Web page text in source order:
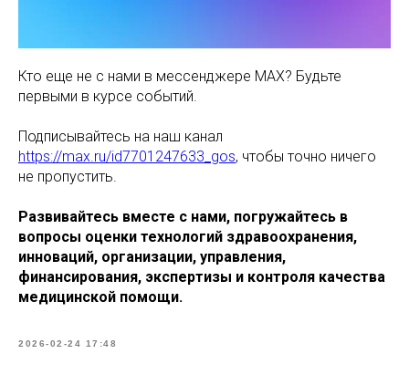
Кто еще не с нами в мессенджере MAX? Будьте
первыми в курсе событий.
Подписывайтесь на наш канал
https://max.ru/id7701247633_gos, чтобы точно ничего
не пропустить.
Развивайтесь вместе с нами, погружайтесь в
вопросы оценки технологий здравоохранения,
инноваций, организации, управления,
финансирования, экспертизы и контроля качества
медицинской помощи.
2026-02-24 17:48